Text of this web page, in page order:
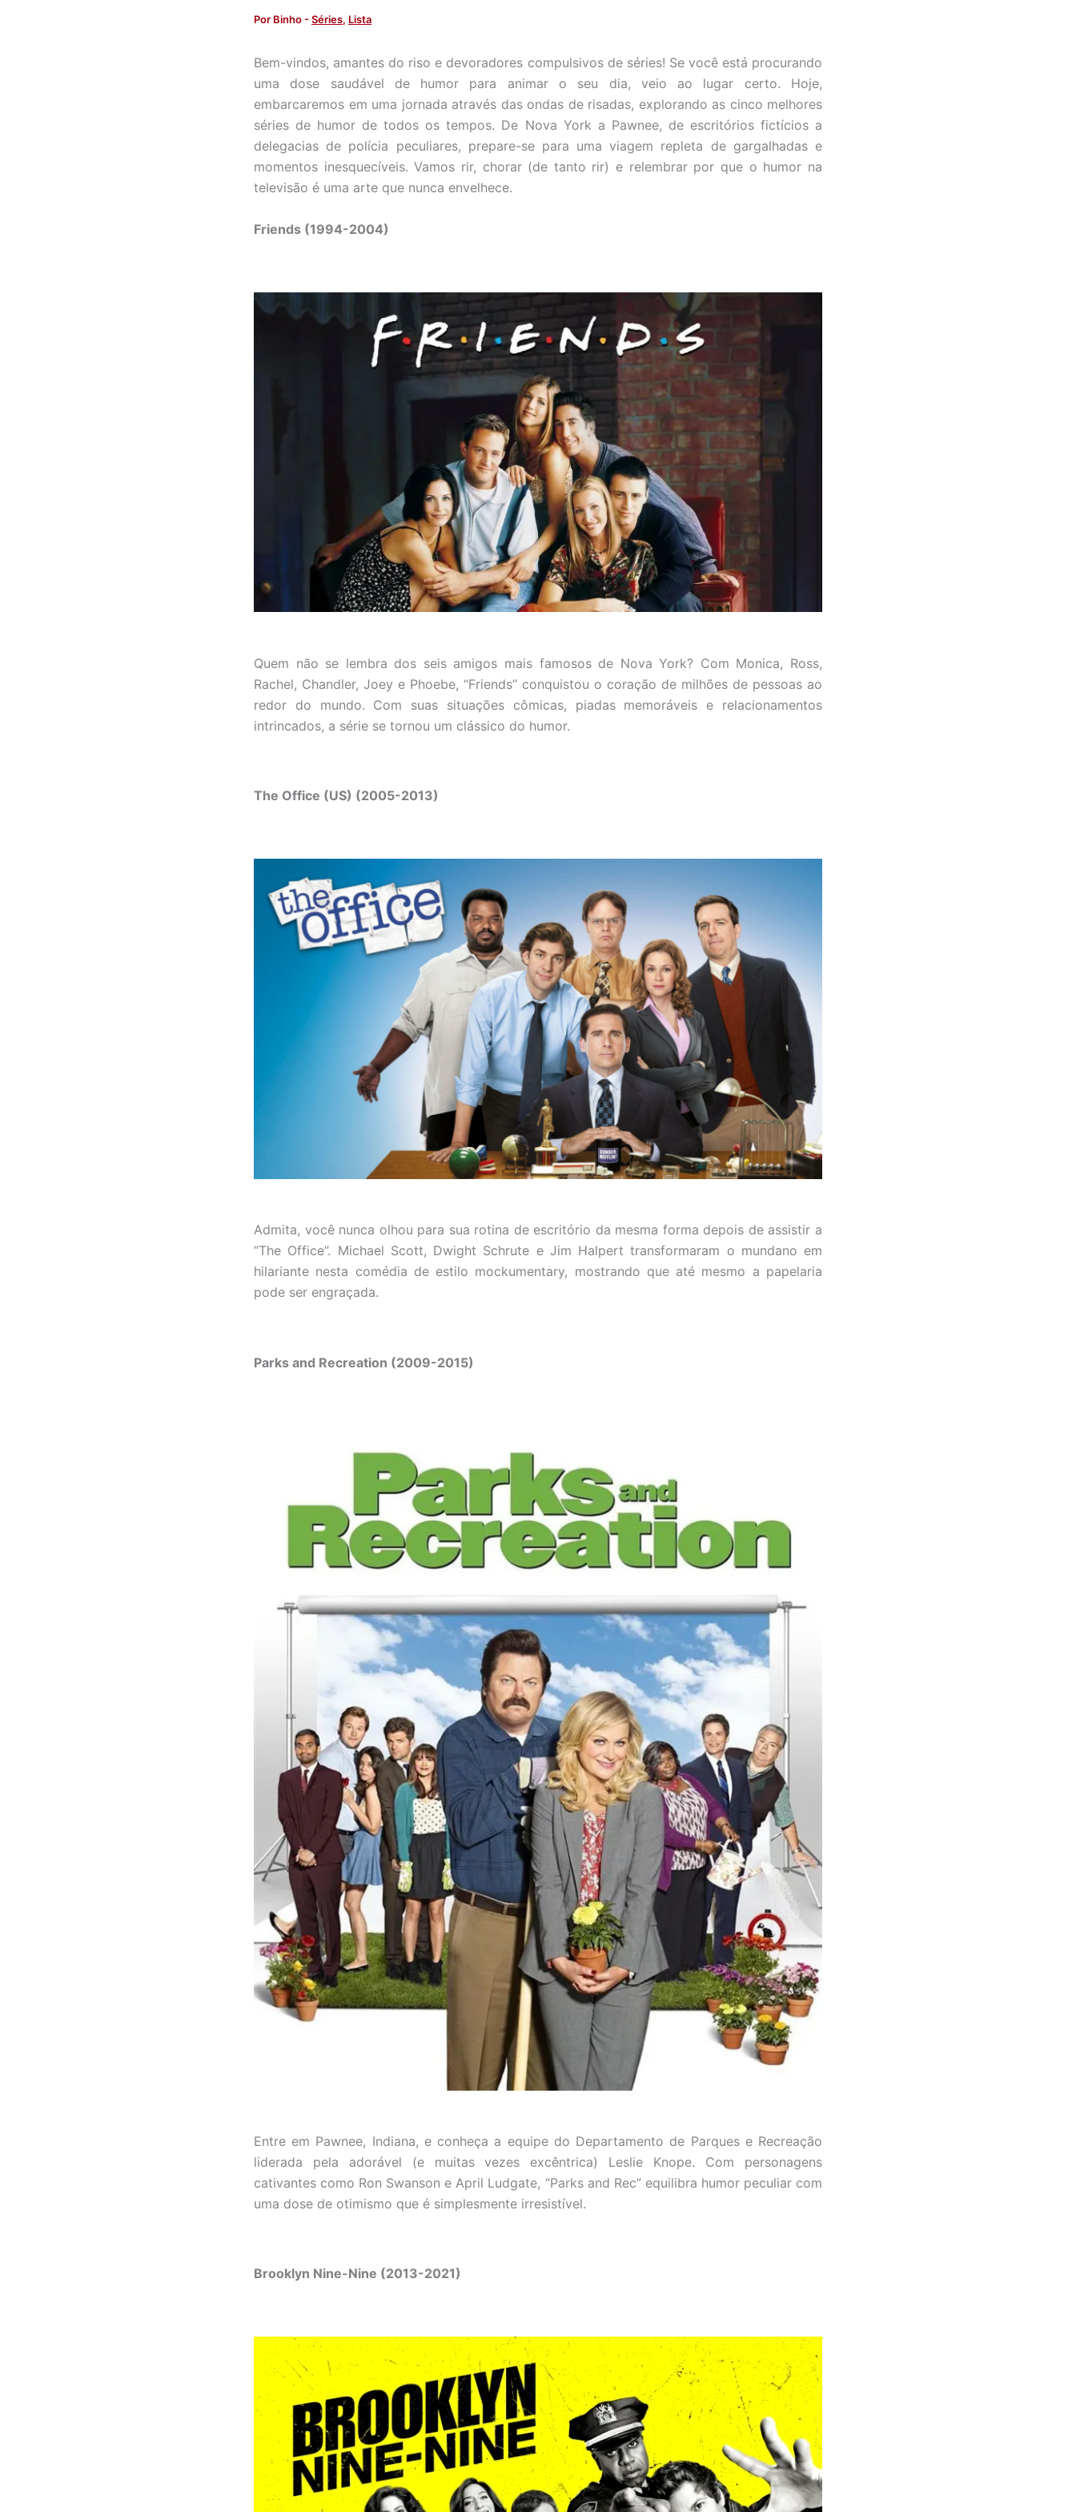
Por Binho-Séries, Lista
Bem-vindos, amantes do riso e devoradores compulsivos de séries! Se você está procurando
uma dose saudável de humor para animar o seu dia, veio ao lugar certo. Hoje,
embarcaremos em uma jornada através das ondas de risadas, explorando as cinco melhores
séries de humor de todos os tempos. De Nova York a Pawnee, de escritórios fictícios a
delegacias de polícia peculiares, prepare-se para uma viagem repleta de gargalhadas e
momentos inesquecíveis. Vamos rir, chorar (de tanto rir) e relembrar por que o humor na
televisão é uma arte que nunca envelhece.
Friends (1994-2004)
Quem não se lembra dos seis amigos mais famosos de Nova York? Com Monica, Ross,
Rachel, Chandler, Joey e Phoebe, “Friends” conquistou o coração de milhões de pessoas ao
redor do mundo. Com suas situações cômicas, piadas memoráveis e relacionamentos
intrincados, a série se tornou um clássico do humor.
The Office (US) (2005-2013)
Admita, você nunca olhou para sua rotina de escritório da mesma forma depois de assistir a
“The Office”. Michael Scott, Dwight Schrute e Jim Halpert transformaram o mundano em
hilariante nesta comédia de estilo mockumentary, mostrando que até mesmo a papelaria
pode ser engraçada.
Parks and Recreation (2009-2015)
Entre em Pawnee, Indiana, e conheça a equipe do Departamento de Parques e Recreação
liderada pela adorável (e muitas vezes excêntrica) Leslie Knope. Com personagens
cativantes como Ron Swanson e April Ludgate, “Parks and Rec” equilibra humor peculiar com
uma dose de otimismo que é simplesmente irresistível.
Brooklyn Nine-Nine (2013-2021)